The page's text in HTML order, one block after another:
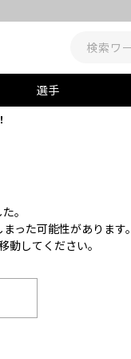
選手
。
った可能性があります。
動してください。